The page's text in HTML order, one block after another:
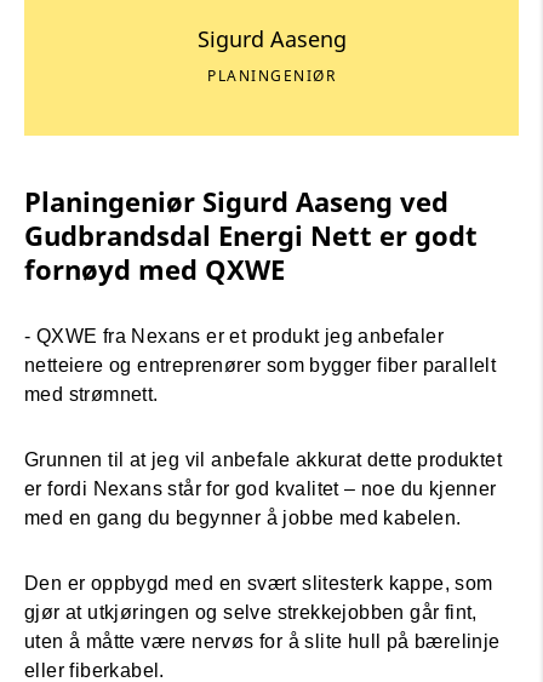
Sigurd Aaseng
PLANINGENIØR
Planingeniør Sigurd Aaseng ved
Gudbrandsdal Energi Nett er godt
fornøyd med QXWE
- QXWE fra Nexans er et produkt jeg anbefaler
netteiere og entreprenører som bygger fiber parallelt
med strømnett.
Grunnen til at jeg vil anbefale akkurat dette produktet
er fordi Nexans står for god kvalitet – noe du kjenner
med en gang du begynner å jobbe med kabelen.
Den er oppbygd med en svært slitesterk kappe, som
gjør at utkjøringen og selve strekkejobben går fint,
uten å måtte være nervøs for å slite hull på bærelinje
eller fiberkabel.